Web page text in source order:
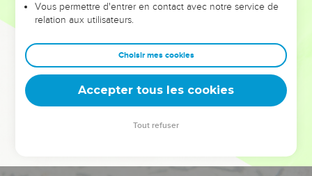
Dans cette conférence, leaders, entrepreneurs, et responsables
clés pour avancer avec plus de sagesse afin que leurs erreurs
deviennent vos tremplins. Que vous guidiez un ministère, une
équipe, un groupe ou une famille, leur expérience est faite
Vous permettre d'entrer en contact avec notre service de
relation aux utilisateurs.
Choisir mes cookies
Accepter tous les cookies
Tout refuser